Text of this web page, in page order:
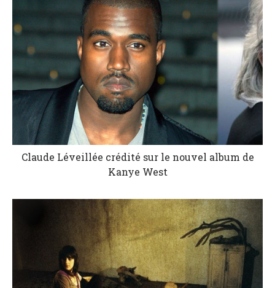
Claude Léveillée crédité sur le nouvel album de
Kanye West